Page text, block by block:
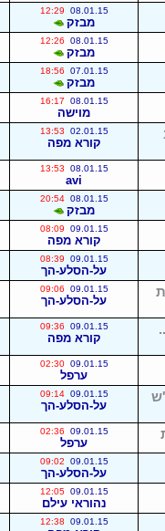
08.01.15
12:29
מבזק
08.01.15
12:26
מבזק
07.01.15
18:56
מבזק
08.01.15
16:17
מוישה
02.01.15
13:53
קורא מפה
08.01.15
13:53
avi
08.01.15
20:54
מבזק
09.01.15
08:09
קורא מפה
09.01.15
08:39
על-הסלע-הך
09.01.15
09:06
על-הסלע-הך
09.01.15
09:36
קורא מפה
09.01.15
02:30
ערפל
09.01.15
09:14
על-הסלע-הך
09.01.15
02:36
ערפל
09.01.15
09:02
על-הסלע-הך
09.01.15
12:05
נהוראי עילם
09.01.15
12:38